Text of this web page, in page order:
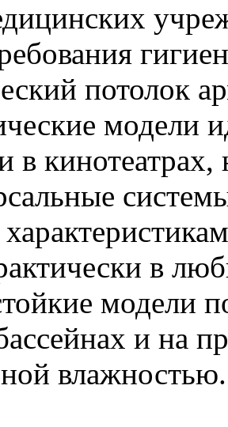
потолок
модели
в
в
модели
и на
влажностью.